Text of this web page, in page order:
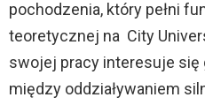
pochodzenia, który pełni
teoretycznej na City
swojej pracy interesuje się
między oddziaływaniem